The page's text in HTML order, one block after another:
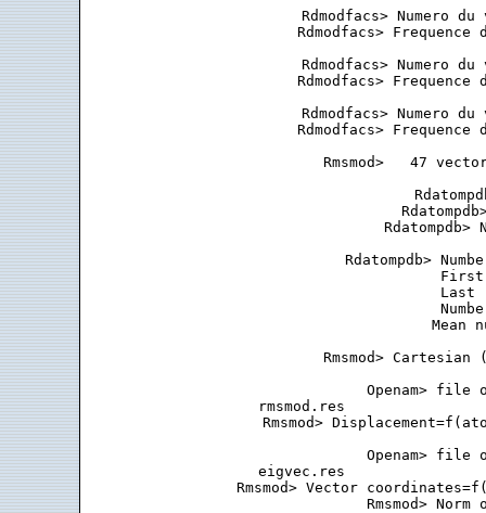
Rdmodfacs> Numero
Rdmodfacs>
Rdmodfacs> Numero
Rdmodfacs>
Rdmodfacs> Numero
Rdmodfacs>
Rmsmod>   47
Rdatompdb>
Last
Mean
Rmsmod>
Openam>
Rmsmod>
Openam>
Rmsmod> Vector
Rmsmod>